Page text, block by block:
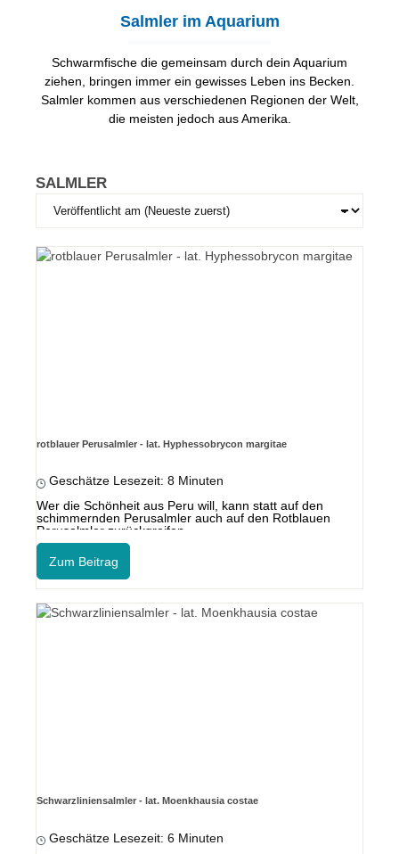
Salmler im Aquarium
Schwarmfische die gemeinsam durch dein Aquarium
ziehen, bringen immer ein gewisses Leben ins Becken.
Salmler kommen aus verschiedenen Regionen der Welt,
die meisten jedoch aus Amerika.
SALMLER
rotblauer Perusalmler - lat. Hyphessobrycon margitae
Geschätze Lesezeit: 8 Minuten
Wer die Schönheit aus Peru will, kann statt auf den
schimmernden Perusalmler auch auf den Rotblauen
Perusalmler zurückgreifen.
Zum Beitrag
Schwarzliniensalmler - lat. Moenkhausia costae
Geschätze Lesezeit: 6 Minuten